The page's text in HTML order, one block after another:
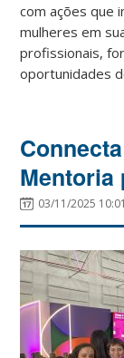
com ações que
mulheres em
profissionais,
oportunidades
Mentoria
03/11/2025 10:01